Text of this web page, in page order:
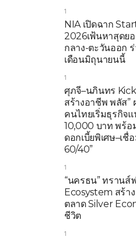
1
NIA เปิดฉาก
2026เฟ้นหาสุดย
กลาง-ตะวันออก
เดือนมิถุนายนนี้
1
ศุภจี–นภินทร
สร้างอาชีพ พลัส
คนไทยเริ่มธุรกิจ
10,000 บาท พร้อ
ดอกเบี้ยพิเศษ–เชื่
60/40”
1
“นครธน” ทราน
Ecosystem สร้า
ตลาด Silver
ชีวิต
1